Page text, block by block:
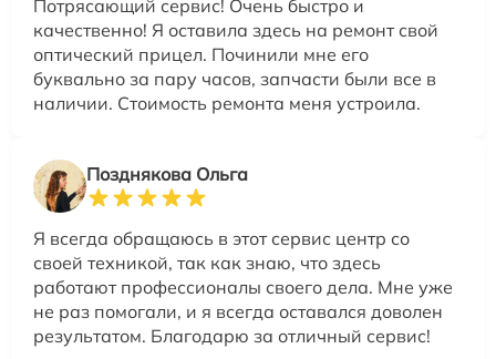
Потрясающий сервис! Очень быстро и
качественно! Я оставила здесь на ремонт свой
оптический прицел. Починили мне его
буквально за пару часов, запчасти были все в
наличии. Стоимость ремонта меня устроила.
Позднякова Ольга
Я всегда обращаюсь в этот сервис центр со
своей техникой, так как знаю, что здесь
работают профессионалы своего дела. Мне уже
не раз помогали, и я всегда оставался доволен
результатом. Благодарю за отличный сервис!